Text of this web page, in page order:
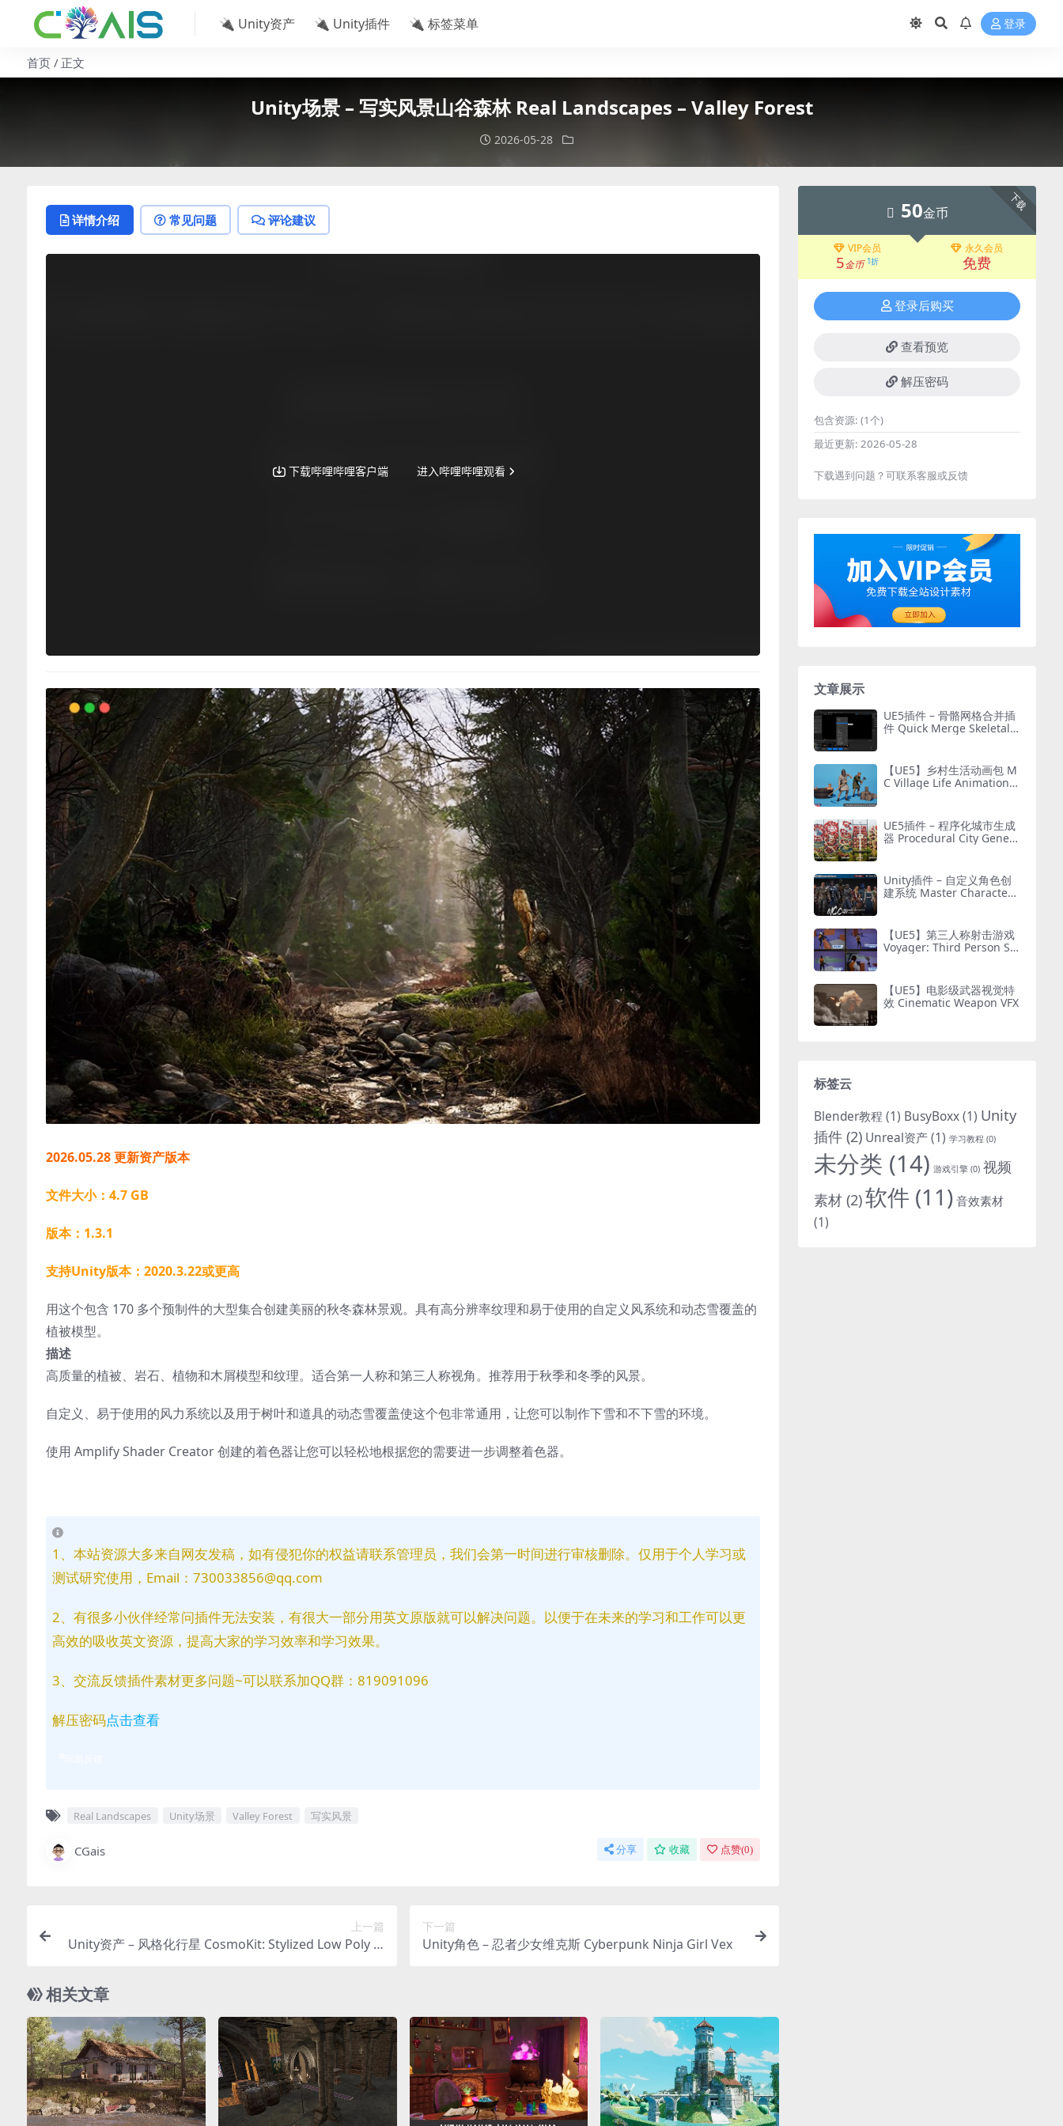
🔌 Unity资产 🔌 Unity插件 🔌 标签菜单 登录
首页 正文
Unity场景 – 写实风景山谷森林 Real Landscapes – Valley Forest
2026-05-28
详情介绍 常见问题 评论建议
2026.05.28 更新资产版本
文件大小：4.7 GB
版本：1.3.1
支持Unity版本：2020.3.22或更高
用这个包含 170 多个预制件的大型集合创建美丽的秋冬森林景观。具有高分辨率纹理和易于使用的自定义风系统和动态雪覆盖的
植被模型。
描述
高质量的植被、岩石、植物和木屑模型和纹理。适合第一人称和第三人称视角。推荐用于秋季和冬季的风景。
自定义、易于使用的风力系统以及用于树叶和道具的动态雪覆盖使这个包非常通用，让您可以制作下雪和不下雪的环境。
使用 Amplify Shader Creator 创建的着色器让您可以轻松地根据您的需要进一步调整着色器。
1、本站资源大多来自网友发稿，如有侵犯你的权益请联系管理员，我们会第一时间进行审核删除。仅用于个人学习或
测试研究使用，Email：730033856@qq.com
2、有很多小伙伴经常问插件无法安装，有很大一部分用英文原版就可以解决问题。以便于在未来的学习和工作可以更
高效的吸收英文资源，提高大家的学习效率和学习效果。
3、交流反馈插件素材更多问题~可以联系加QQ群：819091096
解压密码点击查看
Real Landscapes Unity场景 Valley Forest 写实风景
CGais 分享 收藏 点赞(0)
上一篇
Unity资产 – 风格化行星 CosmoKit: Stylized Low Poly Pl
下一篇
Unity角色 – 忍者少女维克斯 Cyberpunk Ninja Girl Vex
相关文章
下载
50金币
VIP会员
5金币 1折
永久会员
免费
登录后购买
查看预览
解压密码
包含资源: (1个)
最近更新: 2026-05-28
下载遇到问题？可联系客服或反馈
文章展示
UE5插件 – 骨骼网格合并插
件 Quick Merge Skeletal
【UE5】乡村生活动画包 M
C Village Life Animation P
UE5插件 – 程序化城市生成
器 Procedural City Genera
Unity插件 – 自定义角色创
建系统 Master Character
【UE5】第三人称射击游戏
Voyager: Third Person Sh
【UE5】电影级武器视觉特
效 Cinematic Weapon VFX
标签云
Blender教程 (1) BusyBoxx(1) Unity
插件 (2) Unreal资产(1) 学习教程 (0)
未分类 (14) 游戏引擎 (0) 视频
素材 (2)软件 (11)音效素材
(1)